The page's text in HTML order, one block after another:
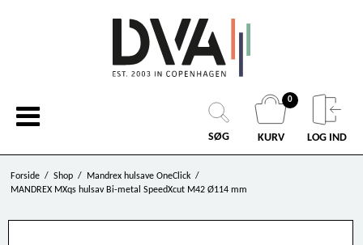
SØG
0
KURV LOG IND
Forside / Shop / Mandrex hulsave OneClick /
MANDREX MXqs hulsav Bi-metal SpeedXcut M42 Ø114 mm